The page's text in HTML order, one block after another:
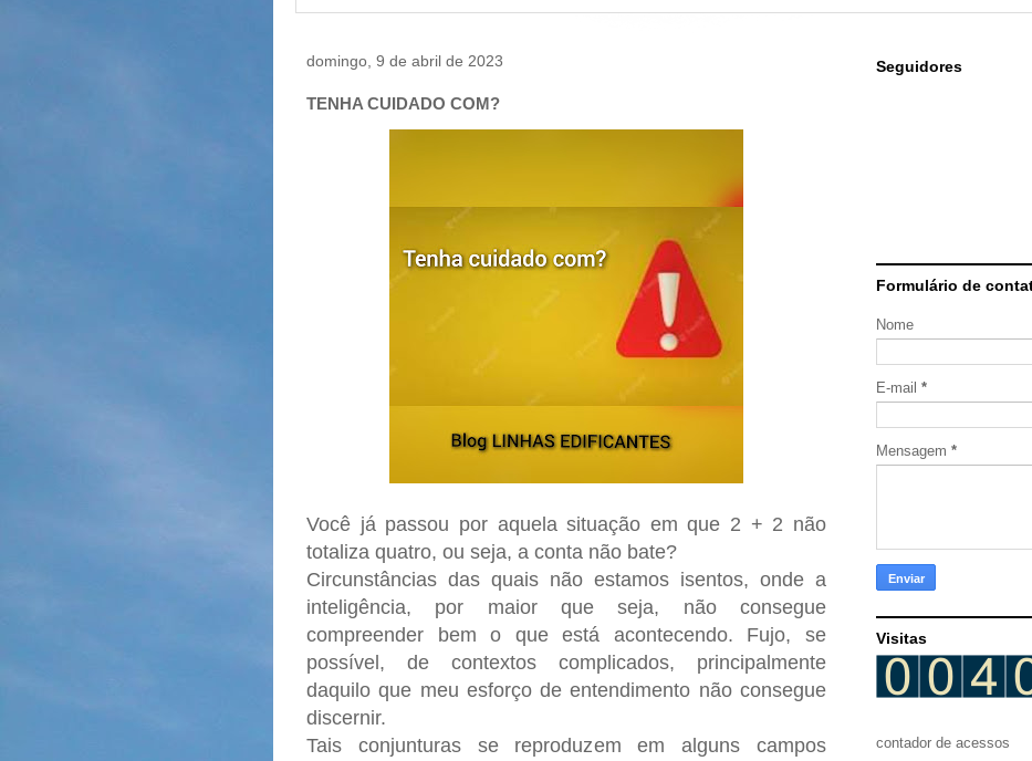
domingo, 9 de abril de 2023
TENHA CUIDADO COM?
Você já passou por aquela situação em que 2 + 2 não
totaliza quatro, ou seja, a conta não bate?
Circunstâncias das quais não estamos isentos, onde a
inteligência, por maior que seja, não consegue
compreender bem o que está acontecendo. Fujo, se
possível, de contextos complicados, principalmente
daquilo que meu esforço de entendimento não consegue
discernir.
Tais conjunturas se reproduzem em alguns campos
Seguidores
Formulário de
Nome
E-mail *
Mensagem *
Visitas
contador de acessos